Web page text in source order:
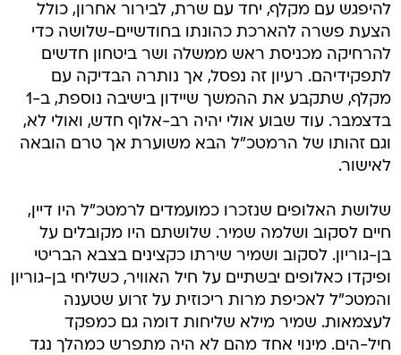
להיפגש עם מקלף, יחד עם שרת, לבירור אחרון, כולל
הצעת פשרה להארכת כהונתו בחודשיים-שלושה כדי
להרחיקה מכניסת ראש ממשלה ושר ביטחון חדשים
לתפקידיהם. רעיון זה נפסל, אך נותרה הבדיקה עם
מקלף, שתקבע את ההמשך שיידון בישיבה נוספת, ב-1
בדצמבר. עוד שבוע אולי יהיה רב-אלוף חדש, ואולי לא,
וגם זהותו של הרמטכ"ל הבא משוערת אך טרם הובאה
לאישור.
שלושת האלופים שנזכרו כמועמדים לרמטכ"ל היו דיין,
חיים לסקוב ושלמה שמיר. שלושתם היו מקובלים על
בן-גוריון. לסקוב ושמיר שירתו כקצינים בצבא הבריטי
ופיקדו כאלופים יבשתיים על חיל האוויר, כשליחי בן-גוריון
והמטכ"ל לאכיפת מרות ריכוזית על זרוע שטענה
לעצמאות. שמיר מילא שליחות דומה גם כמפקד
חיל-הים. מינוי אחד מהם לא היה מתפרש כמהלך נגד